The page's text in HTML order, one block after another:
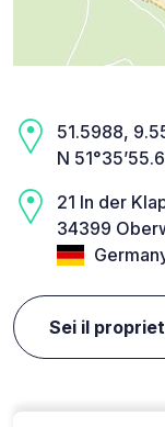
51.5988,
N
21 In der
34399
Sei il